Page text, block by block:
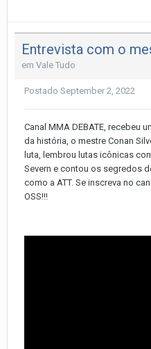
em Vale Tudo
Postado September 2, 2022
Canal MMA DEBATE, recebeu
da história, o mestre Conan
luta, lembrou lutas icônicas
Severn e contou os segredos
como a ATT. Se inscreva no
OSS!!!